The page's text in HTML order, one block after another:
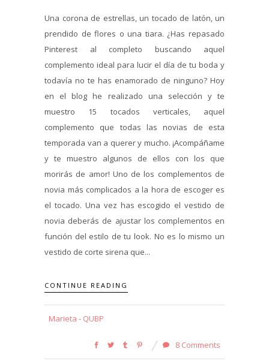
Una corona de estrellas, un tocado de latón, un
prendido de flores o una tiara. ¿Has repasado
Pinterest al completo buscando aquel
complemento ideal para lucir el día de tu boda y
todavía no te has enamorado de ninguno? Hoy
en el blog he realizado una selección y te
muestro 15 tocados verticales, aquel
complemento que todas las novias de esta
temporada van a querer y mucho. ¡Acompáñame
y te muestro algunos de ellos con los que
morirás de amor! Uno de los complementos de
novia más complicados a la hora de escoger es
el tocado. Una vez has escogido el vestido de
novia deberás de ajustar los complementos en
función del estilo de tu look. No es lo mismo un
vestido de corte sirena que...
CONTINUE READING
Marieta - QUBP
8 Comments